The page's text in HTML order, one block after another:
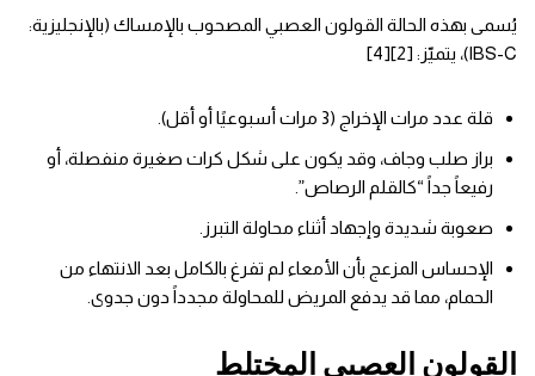
يُسمى بهذه الحالة القولون العصبي المصحوب بالإمساك (بالإنجليزية:
IBS-C)، يتميّز: [2][4]
قلة عدد مرات الإخراج (3 مرات أسبوعيًا أو أقل).
براز صلب وجاف، وقد يكون على شكل كرات صغيرة منفصلة، أو
رفيعاً جداً “كالقلم الرصاص”.
صعوبة شديدة وإجهاد أثناء محاولة التبرز.
الإحساس المزعج بأن الأمعاء لم تفرغ بالكامل بعد الانتهاء من
الحمام، مما قد يدفع المريض للمحاولة مجدداً دون جدوى.
القولون العصبي المختلط